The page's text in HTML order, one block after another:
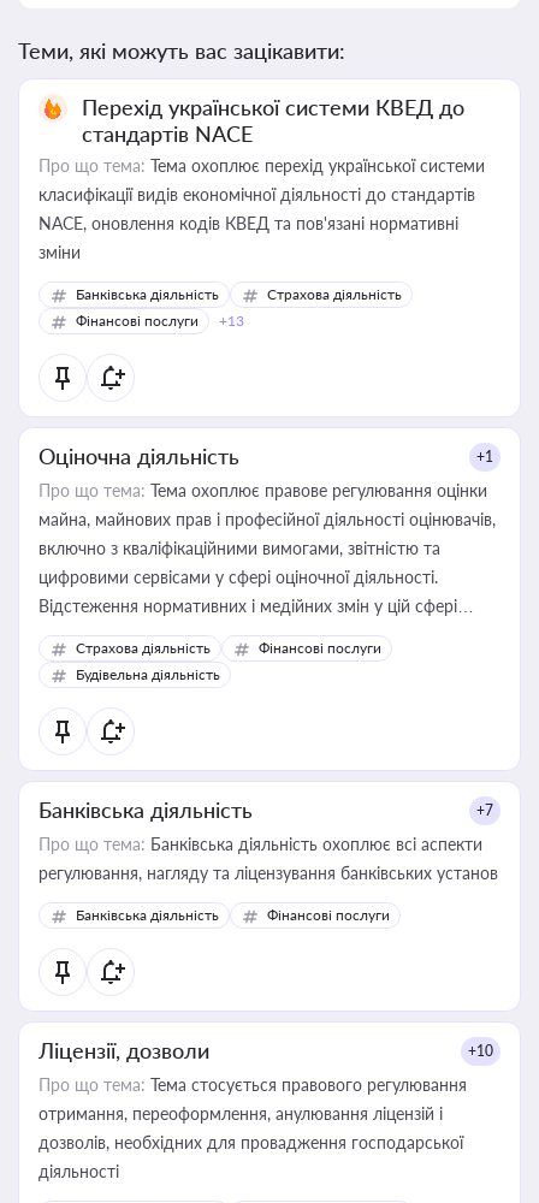
Теми, які можуть вас зацікавити:
Перехід української системи КВЕД до
стандартів NACE
Про що тема: Тема охоплює перехід української системи
класифікації видів економічної діяльності до стандартів
NACE, оновлення кодів КВЕД та пов'язані нормативні
зміни
Банківська діяльність
Страхова діяльність
Фінансові послуги
+13
Оціночна діяльність +1
Про що тема: Тема охоплює правове регулювання оцінки
майна, майнових прав і професійної діяльності оцінювачів,
включно з кваліфікаційними вимогами, звітністю та
цифровими сервісами у сфері оціночної діяльності.
Відстеження нормативних і медійних змін у цій сфері
корисне для власника бізнесу, керівника, юриста або
бухгалтера під час оподаткування, приватизації, оренди
державного майна, корпоративних угод і перевірки
статусу суб'єктів оціночної діяльності
Страхова діяльність
Фінансові послуги
Будівельна діяльність
Банківська діяльність +7
Про що тема: Банківська діяльність охоплює всі аспекти
регулювання, нагляду та ліцензування банківських установ
Банківська діяльність Фінансові послуги
Ліцензії, дозволи +10
Про що тема: Тема стосується правового регулювання
отримання, переоформлення, анулювання ліцензій і
дозволів, необхідних для провадження господарської
діяльності